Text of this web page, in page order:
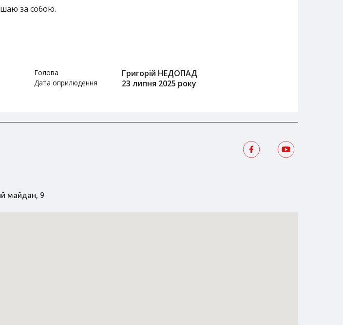
за собою.
Голова Григорій НЕДОПАД
Дата оприлюдення 23 липня 2025 року
майдан, 9